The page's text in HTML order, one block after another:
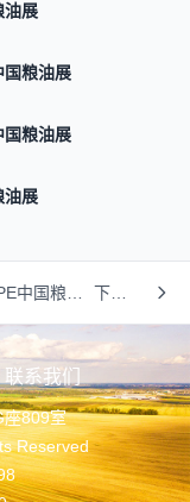
油展
国粮油展
国粮油展
油展
中国粮油
下一
联系我们
座809室
Reserved